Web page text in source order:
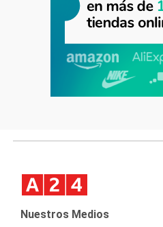
Nuestros Medios